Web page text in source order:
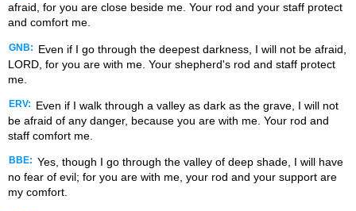
afraid, for you are close beside me. Your rod and your staff protect
and comfort me.
GNB:
Even if I go through the deepest darkness, I will not be afraid,
LORD, for you are with me. Your shepherd's rod and staff protect
me.
ERV:
Even if I walk through a valley as dark as the grave, I will not
be afraid of any danger, because you are with me. Your rod and
staff comfort me.
BBE: Yes, though I go through the valley of deep shade, I will have
no fear of evil; for you are with me, your rod and your support are
my comfort.